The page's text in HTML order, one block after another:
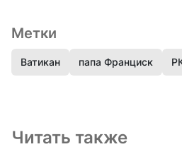
Метки
Ватикан папа Франциск
Читать также